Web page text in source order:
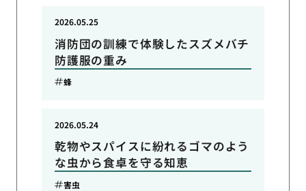
消防団の訓練で体験したスズメバチ
防護服の重み
2026.05.25
蜂
乾物やスパイスに紛れるゴマのよう
な虫から食卓を守る知恵
2026.05.24
害虫